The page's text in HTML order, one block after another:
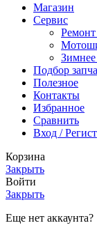
Магазин
Сервис
Подбор
Полезное
Контакты
Избранное
Сравнить
Вход /
Корзина
Закрыть
Войти
Закрыть
Еще нет аккаунта?